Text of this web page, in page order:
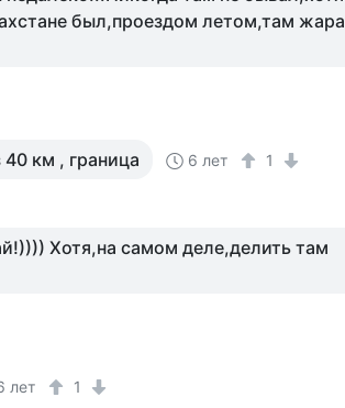
был,проездом летом,там жара
40 км , граница 6 лет 1
Хотя,на самом деле,делить там
лет 1